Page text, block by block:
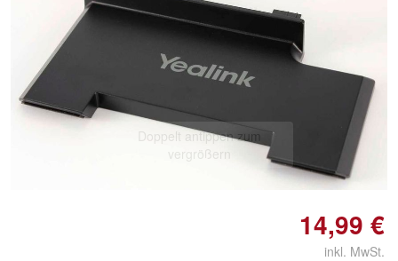
Doppelt antippen zum
vergrößern
14,99 €
inkl. MwSt.